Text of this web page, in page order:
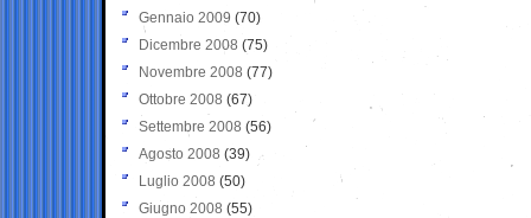
Gennaio 2009 (70)
Dicembre 2008 (75)
Novembre 2008 (77)
Ottobre 2008 (67)
Settembre 2008 (56)
Agosto 2008 (39)
Luglio 2008 (50)
Giugno 2008 (55)